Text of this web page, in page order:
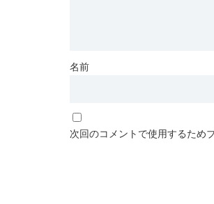
名前
次回のコメントで使用するため